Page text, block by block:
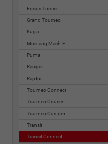
Focus Turnier
Grand Tourneo
Kuga
Mustang Mach-E
Puma
Ranger
Raptor
Tourneo Connect
Tourneo Courier
Tourneo Custom
Transit
Transit Connect